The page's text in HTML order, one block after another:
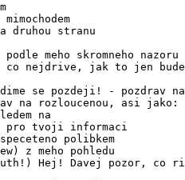
druhou stranu
meho skromneho nazoru
co nejdrive, jak to jen bude
se pozdeji! - pozdrav
na rozloucenou, asi jako:
na
pro tvoji informaci
polibkem
z meho pohledu
Hej! Davej pozor, co